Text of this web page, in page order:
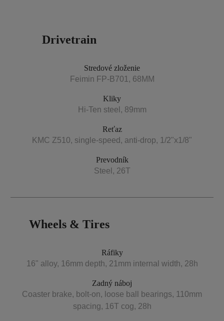
Drivetrain
Stredové zloženie
Feimin FP-B701, 68MM
Kliky
Hi-Ten steel, 89mm
Reťaz
KMC Z510, single-speed, anti-drop, 1/2"x1/8"
Prevodník
Steel, 26T
Wheels & Tires
Ráfiky
16" alloy, 16mm depth, 21mm internal width, 28h
Zadný náboj
Coaster brake, bolt-on, loose ball bearings, 110mm
spacing, 16T cog, 28h